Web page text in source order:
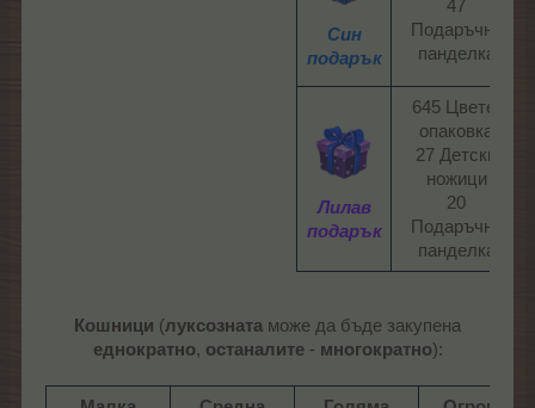
Син
подарък
47
Подаръчна
панделка​
Лилав
подарък
645 Цвете-
опаковка
27 Детски
ножици
20
Подаръчна
панделка​
Кошници (луксозната може да бъде закупена
еднократно, останалите - многократно):​